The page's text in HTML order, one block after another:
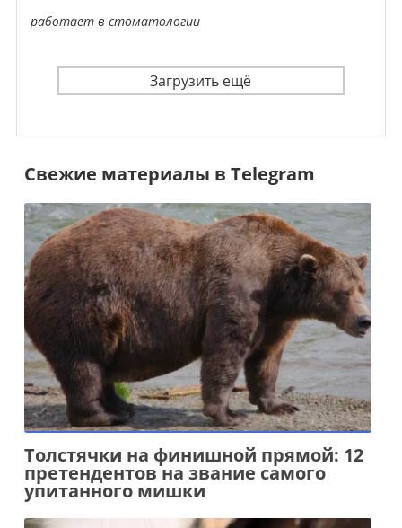
работает в стоматологии
Загрузить ещё
Свежие материалы в Telegram
Толстячки на финишной прямой: 12
претендентов на звание самого
упитанного мишки